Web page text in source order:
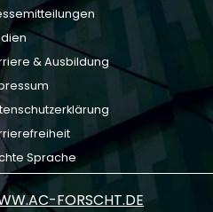
& Ausbildung
Sprache
FORSCHT.DE